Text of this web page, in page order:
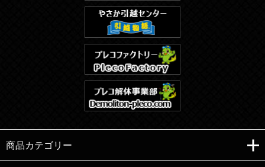
商品カテゴリー